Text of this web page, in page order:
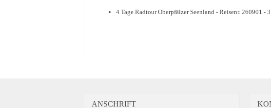
4 Tage Radtour Oberpfälzer Seenland - Reisenr. 260901 -
ANSCHRIFT